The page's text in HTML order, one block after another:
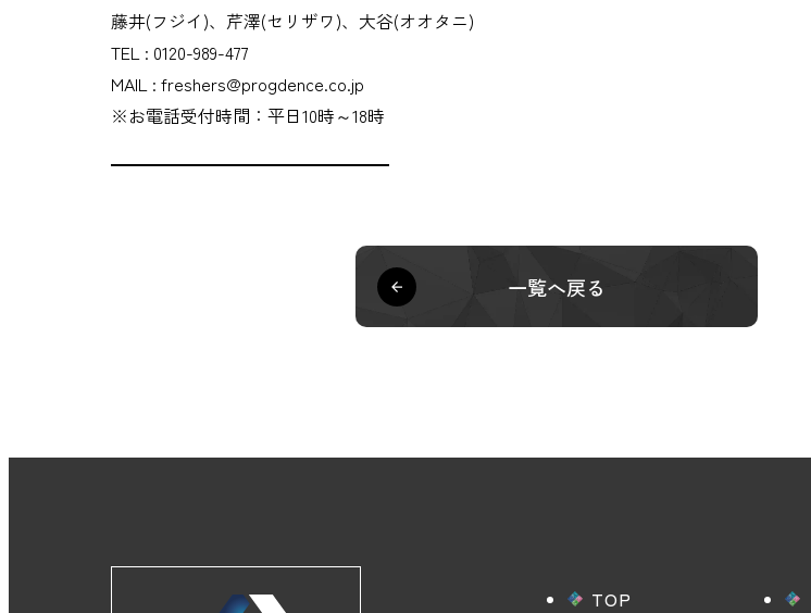
藤井(フジイ)、芹澤(セリザワ)、大谷(オオタニ)
TEL : 0120-989-477
MAIL : freshers@progdence.co.jp
※お電話受付時間：平日10時～18時
━━━━━━━━━━━━━━━━
一覧へ戻る
TOP